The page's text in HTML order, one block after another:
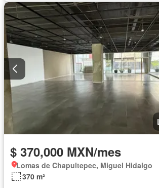
$ 370,000 MXN/mes
Lomas de Chapultepec, Miguel Hidalgo
370 m²